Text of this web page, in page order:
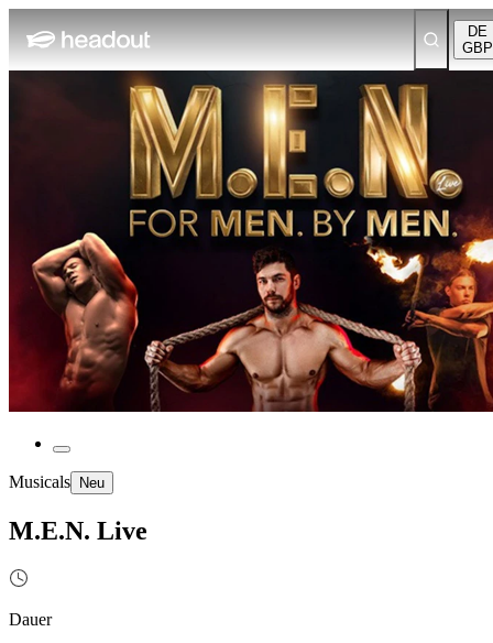
DE
GBP
Musicals Neu
M.E.N. Live
Dauer